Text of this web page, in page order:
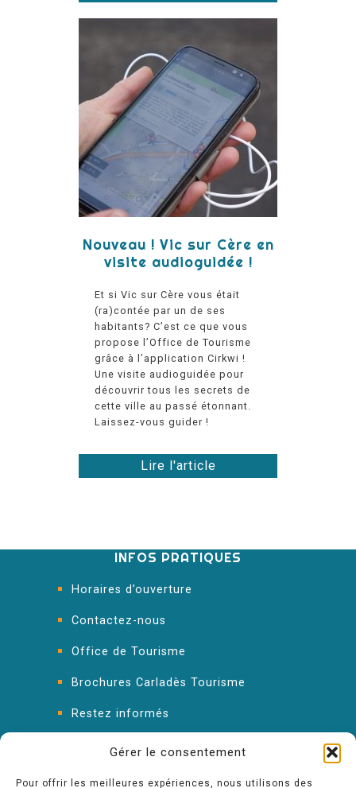
Gérer le consentement
Pour offrir les meilleures expériences, nous utilisons des
Nouveau ! Vic sur Cère en
visite audioguidée !
Et si Vic sur Cère vous était
(ra)contée par un de ses
habitants? C’est ce que vous
propose l’Office de Tourisme
grâce à l’application Cirkwi !
Une visite audioguidée pour
découvrir tous les secrets de
cette ville au passé étonnant.
Laissez-vous guider !
Lire l'article
INFOS PRATIQUES
Horaires d’ouverture
Contactez-nous
Office de Tourisme
Brochures Carladès Tourisme
Restez informés
FAQ : les réponses à vos questions